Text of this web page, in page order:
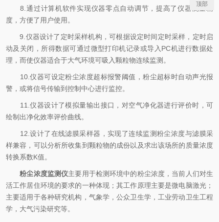
8.通过计算机软件实现仪器零点自动调节，提高了仪器测量精
度，方便了用户使用。
9.仪器设计了定时采样机构，可根据设定时间定时采样，定时启
动及关闭，所得数据可通过微型打印机记录或导入PC机进行数据处
理，而使仪器适合于大气环境可吸入颗粒物连续监测。
10.仪器可设定粉尘浓度超标报警阈值，粉尘超标时自动声光报
警，或将信号传输到控制中心进行监控。
11.仪器设计了模拟量输出接口，对空气净化器进行评价时，可
绘制出净化效率评价曲线。
12.设计了在线滤膜采样器，实现了连续监测粉尘浓度与滤膜采
样兼容，可以分析所收集到颗粒物的成份以及求出该场所的质量浓度
转换系数K值。
粉尘浓度监测仪主要用于检测环境中的粉尘浓度，当前人们对生
活工作居住环境的要求的一种体现；其工作原理主要是微电脑激光；
主要适用于各种研究机构，气象学，公众卫生学，工业劳动卫生工程
学，大气污染研究等。
顶部